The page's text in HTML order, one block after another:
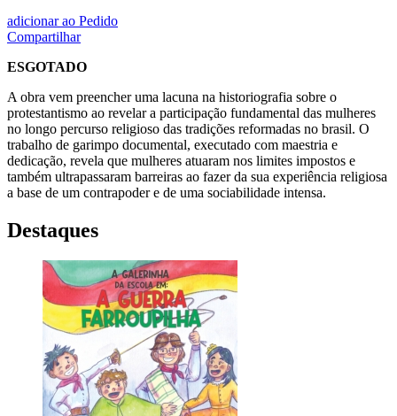
adicionar ao Pedido
Compartilhar
ESGOTADO
A obra vem preencher uma lacuna na historiografia sobre o
protestantismo ao revelar a participação fundamental das mulheres
no longo percurso religioso das tradições reformadas no brasil. O
trabalho de garimpo documental, executado com maestria e
dedicação, revela que mulheres atuaram nos limites impostos e
também ultrapassaram barreiras ao fazer da sua experiência religiosa
a base de um contrapoder e de uma sociabilidade intensa.
Destaques